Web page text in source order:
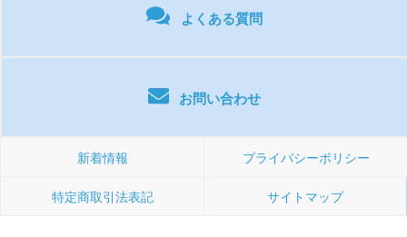
よくある質問
お問い合わせ
新着情報 プライバシーポリシー
特定商取引法表記 サイトマップ